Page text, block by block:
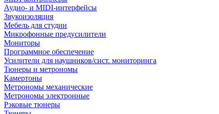
Аудио- и MIDI-интерфейсы
Звукоизоляция
Мебель для студии
Микрофонные предусилители
Мониторы
Программное обеспечение
Усилители для наушников/сист. мониторинга
Тюнеры и метрономы
Камертоны
Метрономы механические
Метрономы электронные
Рэковые тюнеры